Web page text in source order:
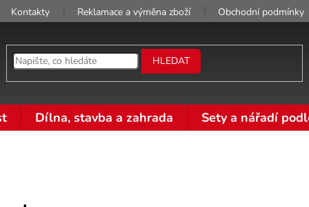
Kontakty Reklamace a výměna zboží Obchodní podmínky
HLEDAT
Dílna, stavba a zahrada Sety a nářadí